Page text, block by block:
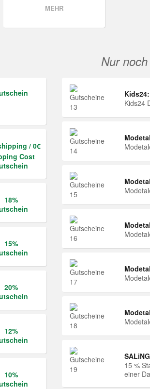
MEHR
/ 0€
Cost
18%
15%
20%
12%
10%
Nur
Kids24:
Kids24
15 %
einer